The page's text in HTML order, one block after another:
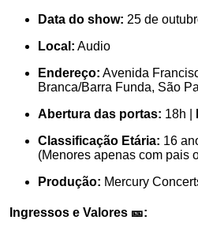
Data do show: 25 de
Local: Audio
Endereço: Avenida
Branca/Barra Funda, São
Abertura das portas: 18h |
Classificação Etária: 16
(Menores apenas com pais
Produção: Mercury
Ingressos e Valores 🎫: